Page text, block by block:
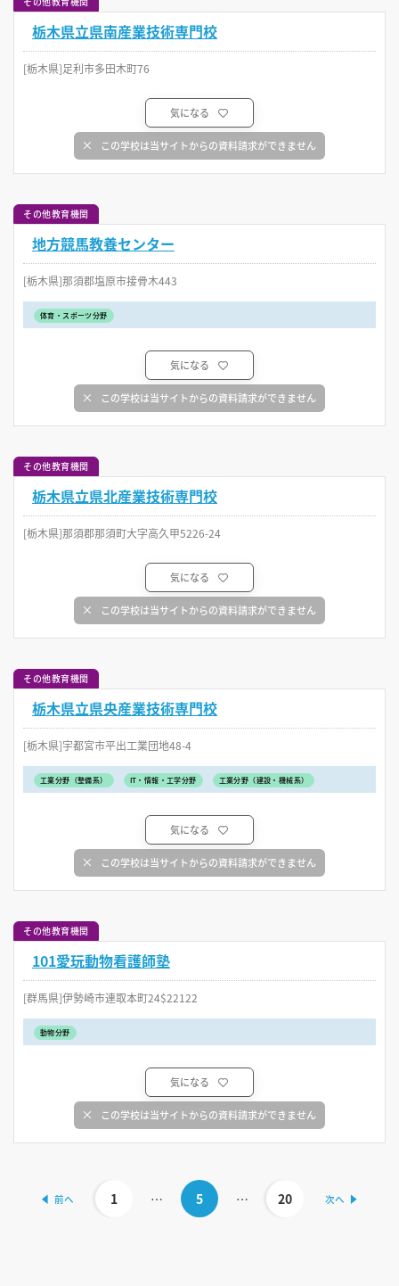
栃木県立県南産業技術専門校
[栃木県]足利市多田木町76
気になる
この学校は当サイトからの資料請求ができません
その他教育機関
地方競馬教養センター
[栃木県]那須郡塩原市接骨木443
体育・スポーツ分野
気になる
この学校は当サイトからの資料請求ができません
その他教育機関
栃木県立県北産業技術専門校
[栃木県]那須郡那須町大字高久甲5226-24
気になる
この学校は当サイトからの資料請求ができません
その他教育機関
栃木県立県央産業技術専門校
[栃木県]宇都宮市平出工業団地48-4
工業分野（整備系） IT・情報・工学分野 工業分野（建設・機械系）
気になる
この学校は当サイトからの資料請求ができません
その他教育機関
101愛玩動物看護師塾
[群馬県]伊勢崎市連取本町24$22122
動物分野
気になる
この学校は当サイトからの資料請求ができません
1 … 5 … 20